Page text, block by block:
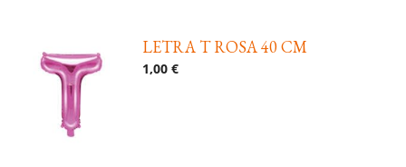
LETRA T ROSA 40 CM
1,00 €